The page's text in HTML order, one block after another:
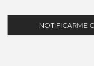
NOTIFICARME